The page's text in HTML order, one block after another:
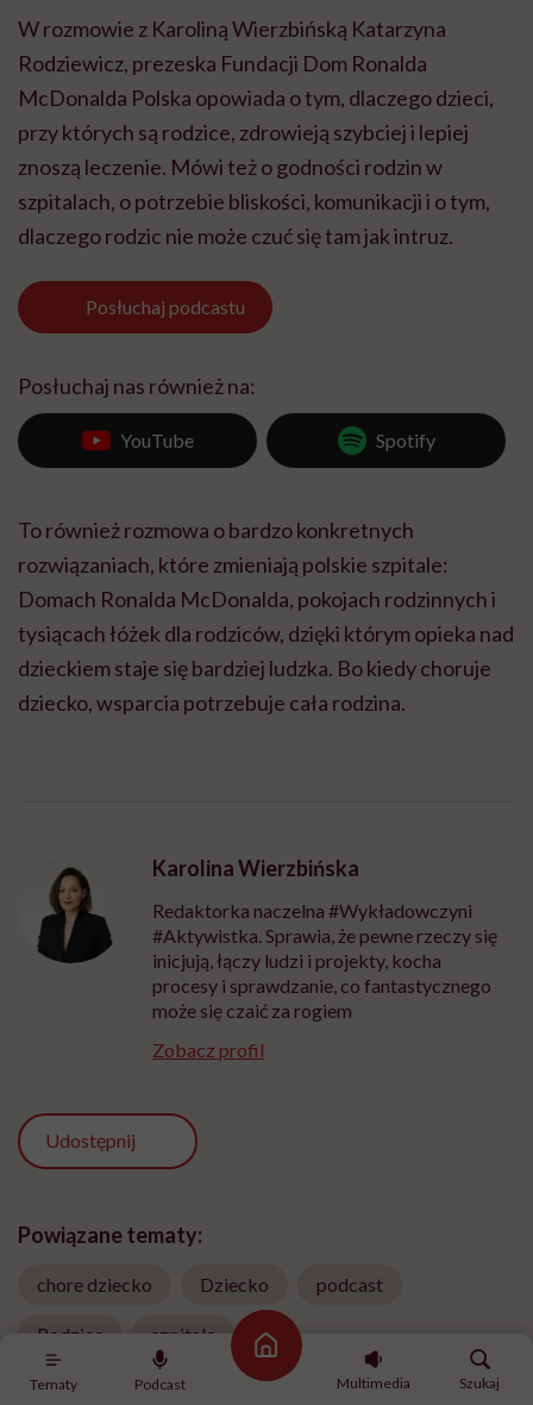
Tematy Podcast
Strona główna
Multimedia
Szukaj
W rozmowie z Karoliną Wierzbińską Katarzyna
Rodziewicz, prezeska Fundacji Dom Ronalda
McDonalda Polska opowiada o tym, dlaczego dzieci,
przy których są rodzice, zdrowieją szybciej i lepiej
znoszą leczenie. Mówi też o godności rodzin w
szpitalach, o potrzebie bliskości, komunikacji i o tym,
dlaczego rodzic nie może czuć się tam jak intruz.
Posłuchaj podcastu
Posłuchaj nas również na:
YouTube Spotify
To również rozmowa o bardzo konkretnych
rozwiązaniach, które zmieniają polskie szpitale:
Domach Ronalda McDonalda, pokojach rodzinnych i
tysiącach łóżek dla rodziców, dzięki którym opieka nad
dzieckiem staje się bardziej ludzka. Bo kiedy choruje
dziecko, wsparcia potrzebuje cała rodzina.
Karolina Wierzbińska
Redaktorka naczelna #Wykładowczyni
#Aktywistka. Sprawia, że pewne rzeczy się
inicjują, łączy ludzi i projekty, kocha
procesy i sprawdzanie, co fantastycznego
może się czaić za rogiem
Zobacz profil
Udostępnij
Powiązane tematy:
chore dziecko Dziecko podcast
Rodzice szpitale